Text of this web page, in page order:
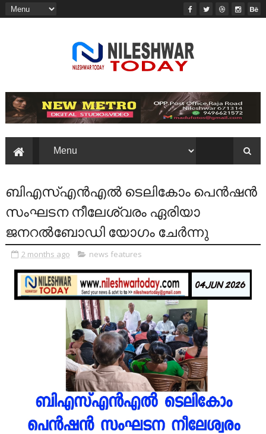
ബിഎസ്എൻഎൽ ടെലികോം പെൻഷൻ
സംഘടന നീലേശ്വരം ഏരിയാ
ജനറൽബോഡി യോഗം ചേർന്നു
2 months ago news features